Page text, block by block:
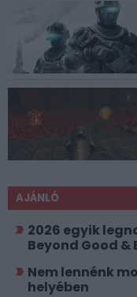
AJÁNLÓ
2026 egyik
Beyond Good
Nem lennénk
helyében